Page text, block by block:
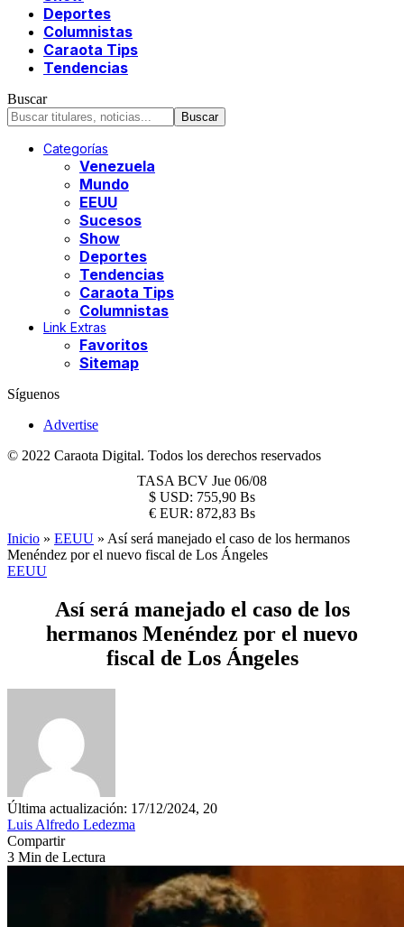
Deportes
Columnistas
Caraota Tips
Tendencias
Buscar
Categorías
Venezuela
Mundo
EEUU
Sucesos
Show
Deportes
Tendencias
Caraota Tips
Columnistas
Link Extras
Favoritos
Sitemap
Síguenos
Advertise
© 2022 Caraota Digital. Todos los derechos reservados
TASA BCV Jue 06/08
$ USD: 755,90 Bs
€ EUR: 872,83 Bs
Inicio » EEUU » Así será manejado el caso de los hermanos
Menéndez por el nuevo fiscal de Los Ángeles
EEUU
Así será manejado el caso de los
hermanos Menéndez por el nuevo
fiscal de Los Ángeles
Última actualización: 17/12/2024, 20
Luis Alfredo Ledezma
Compartir
3 Min de Lectura